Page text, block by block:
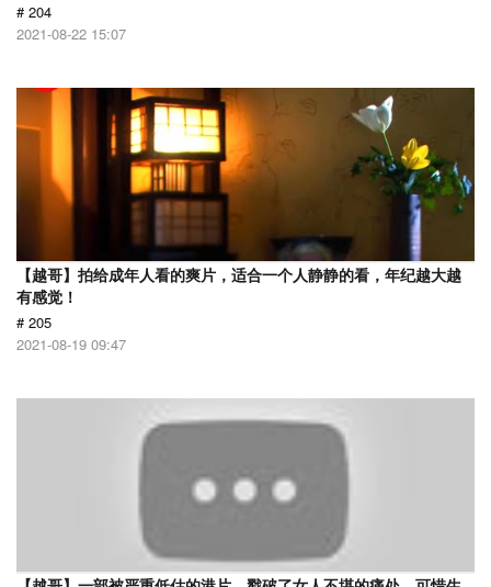
# 204
2021-08-22 15:07
【越哥】拍给成年人看的爽片，适合一个人静静的看，年纪越大越
有感觉！
# 205
2021-08-19 09:47